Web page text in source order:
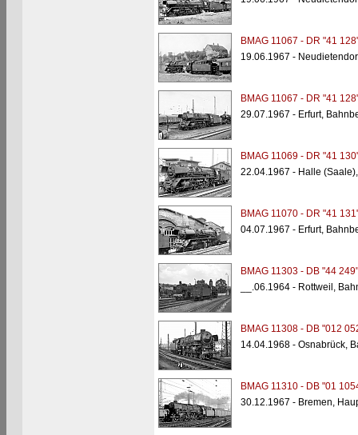
BMAG 11067 - DR "41
19.06.1967 -
BMAG 11067 - DR "41
29.07.1967 - Erfurt,
BMAG 11069 - DR "41
22.04.1967 - Halle
BMAG 11070 - DR "41
04.07.1967 - Erfurt,
BMAG 11303 - DB "44 249"
__.06.1964 - Rottweil,
BMAG 11308 - DB "012
14.04.1968 - Osnabrück,
BMAG 11310 - DB "01
30.12.1967 - Bremen,